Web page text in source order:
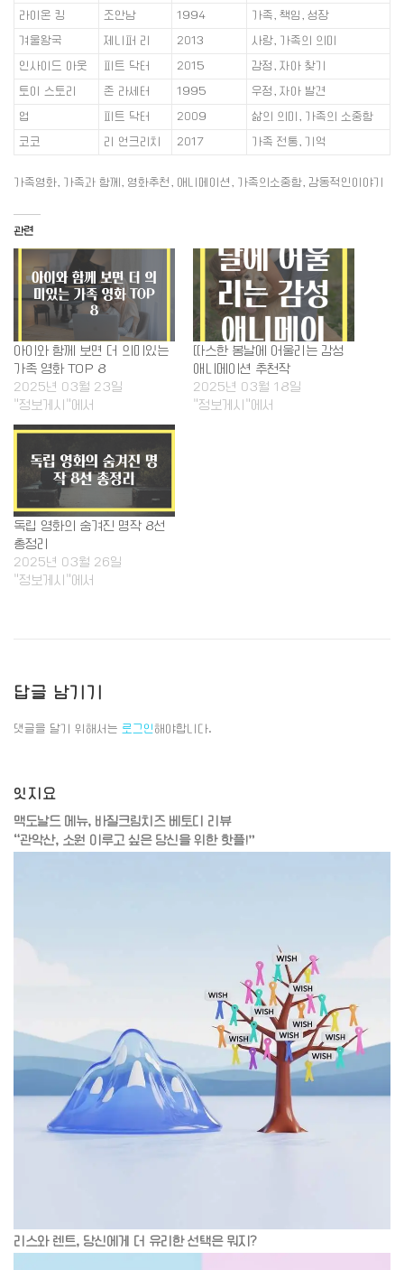
라이온 킹 조안남 1994
가족, 책임, 성장
겨울왕국
제니퍼 리 2013
사랑, 가족의 의미
인사이드 아웃
피트 닥터 2015
감정, 자아 찾기
토이 스토리
존 라세터 1995
우정, 자아 발견
업
피트 닥터 2009
삶의 의미, 가족의 소중함
코코
리 언크리치 2017 가족 전통, 기억
가족영화, 가족과 함께, 영화추천, 애니메이션, 가족의소중함, 감동적인이야기
관련
아이와 함께 보면 더 의미있는
가족 영화 TOP 8
2025년 03월 23일
"정보게시"에서
따스한 봄날에 어울리는 감성
애니메이션 추천작
2025년 03월 18일
"정보게시"에서
독립 영화의 숨겨진 명작 8선
총정리
2025년 03월 26일
"정보게시"에서
답글 남기기
댓글을 달기 위해서는 로그인해야합니다.
잇지요
맥도날드 메뉴, 바질크림치즈 베토디 리뷰
“관악산, 소원 이루고 싶은 당신을 위한 핫플!”
리스와 렌트, 당신에게 더 유리한 선택은 뭐지?